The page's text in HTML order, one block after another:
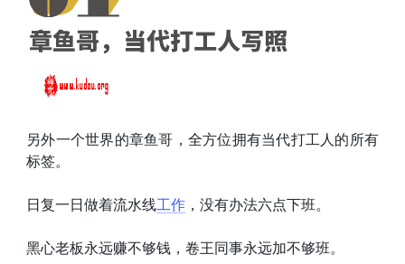
另外一个世界的章鱼哥，全方位拥有当代打工人的所有
标签。
日复一日做着流水线工作 ，没有办法六点下班。
黑心老板永远赚不够钱，卷王同事永远加不够班。